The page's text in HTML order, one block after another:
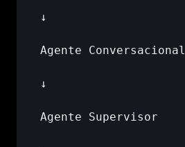
↓
Agente Conversacional
↓
Agente Supervisor